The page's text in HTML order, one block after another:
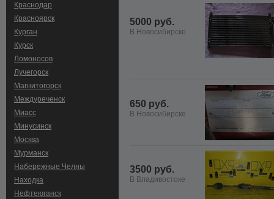
Краснодар
Красноярск
Курган
Курск
Ломоносов
Лучегорск
Магнитогорск
Междуреченск
Миасс
Минусинск
Москва
Мурманск
Набережные Челны
Находка
Нефтеюганск
5000 руб.
В Новосибирске
650 руб.
В Новосибирске
3500 руб.
В Владивостоке